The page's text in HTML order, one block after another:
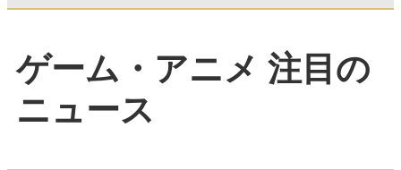
ゲーム・アニメ 注目の
ニュース